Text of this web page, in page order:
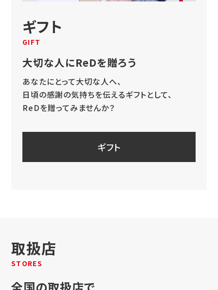
ギフト
GIFT
大切な人にReDを贈ろう
あなたにとって大切な人へ、
日頃の感謝の気持ちを伝えるギフトとして、
ReDを贈ってみませんか？
ギフト
取扱店
STORES